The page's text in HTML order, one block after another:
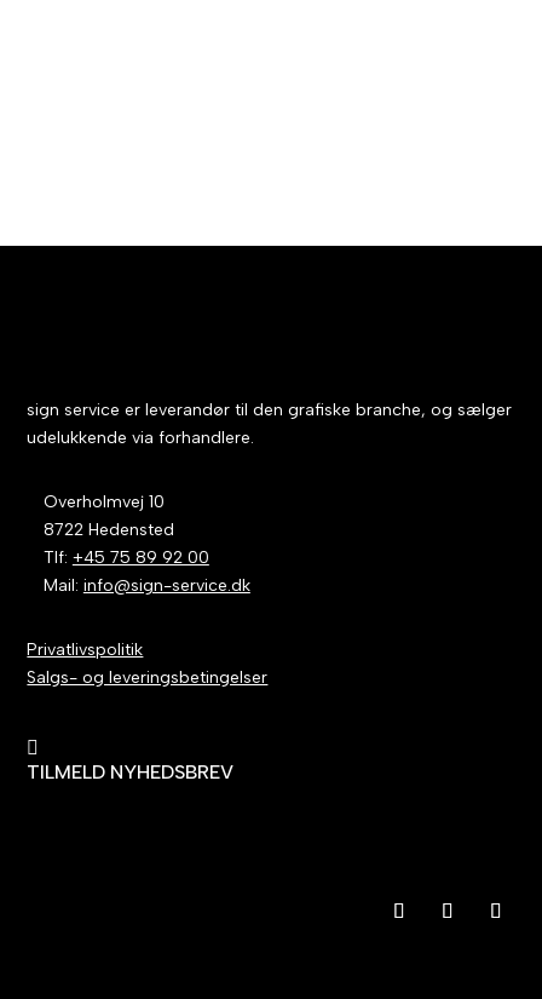
sign service er leverandør til den grafiske branche, og sælger
udelukkende via forhandlere.
Overholmvej 10
8722 Hedensted
Tlf: +45 75 89 92 00
Mail: info@sign-service.dk
Privatlivspolitik
Salgs- og leveringsbetingelser

TILMELD NYHEDSBREV